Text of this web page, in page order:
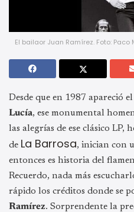
El bailaor Juan Ramírez. Foto:
Desde que en 1987 apareció el
Lucía, ese monumental
las alegrías de ese clásico LP,
de La Barrosa, inician con
entonces es historia del
Recuerdo, nada más
rápido los créditos donde se
Ramírez. Sorprendente la